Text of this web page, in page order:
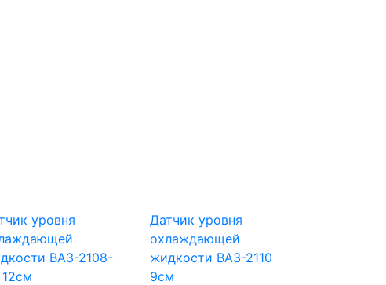
уровня
ВАЗ-2108-
Датчик уровня
охлаждающей
жидкости ВАЗ-2110
9см